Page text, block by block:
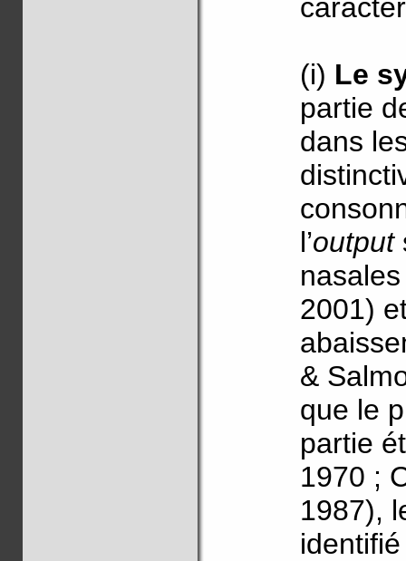
(i) Le
partie
dans
l’output
2001)
&
que le
partie
1970 ;
1987),